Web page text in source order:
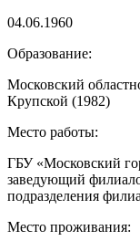
04.06.1960
Образование:
Московский
Крупской (1982)
Место работы:
ГБУ «Московский
заведующий
подразделения
Место проживания: